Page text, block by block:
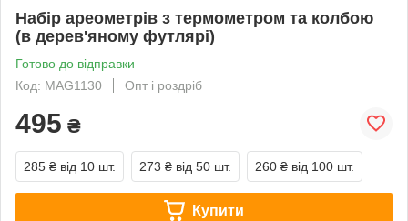
Набір ареометрів з термометром та колбою
(в дерев'яному футлярі)
Готово до відправки
Код: MAG1130
Опт і роздріб
495 ₴
285 ₴ від 10 шт. 273 ₴ від 50 шт. 260 ₴ від 100 шт.
Купити